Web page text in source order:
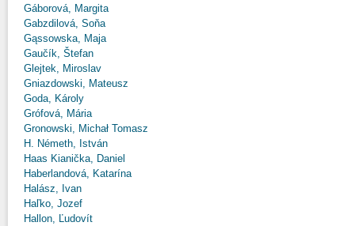
Gáborová, Margita
Gabzdilová, Soňa
Gąssowska, Maja
Gaučík, Štefan
Glejtek, Miroslav
Gniazdowski, Mateusz
Goda, Károly
Grófová, Mária
Gronowski, Michał Tomasz
H. Németh, István
Haas Kianička, Daniel
Haberlandová, Katarína
Halász, Ivan
Haľko, Jozef
Hallon, Ľudovít